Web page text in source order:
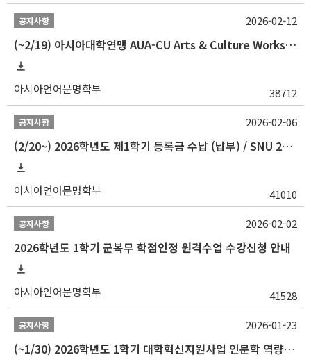
공지사항
(~2/19) 아시아대학연맹 AUA-CU Arts & Culture Workshop Camp 2026 참가자 선발 안내
아시아언어문명학부 38712
2026-02-12
공지사항
(2/20~) 2026학년도 제1학기 등록금 수납 (납부) / SNU 26-1 Tuition fee payment notice
아시아언어문명학부 41010
2026-02-06
공지사항
2026학년도 1학기 군복무 학점인정 원격수업 수강신청 안내
아시아언어문명학부 41528
2026-02-02
공지사항
(~1/30) 2026학년도 1학기 대학혁신지원사업 인문학 역량강화 학업지원금 지원 선발 안내(학·석·박사)
2026-01-23